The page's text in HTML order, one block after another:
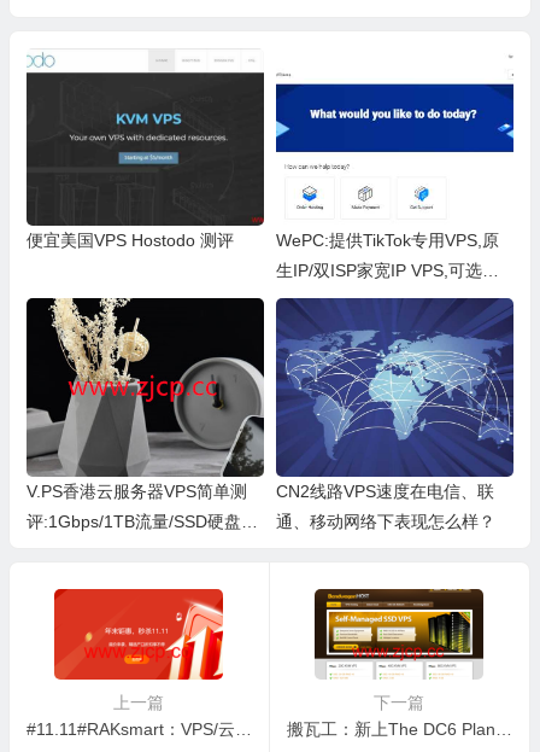
港/新加坡机房
便宜美国VPS Hostodo 测评
WePC:提供TikTok专用VPS,原
生IP/双ISP家宽IP VPS,可选全
球10+地区 测评
V.PS香港云服务器VPS简单测
评:1Gbps/1TB流量/SSD硬盘适
CN2线路VPS速度在电信、联
通、移动网络下表现怎么样？
上一篇
#11.11#RAKsmart：VPS/云服务器/独立服务器4折起，充值赠送/满减优惠叠加，香港/台湾/日本/韩国/新加坡/美国机房
下一篇
搬瓦工：新上The DC6 Plan 限量版套餐，1核1GB/20G SSD/1TB@2.5Gbps，$49/年，电信CN2 GIA/移动CMIN2